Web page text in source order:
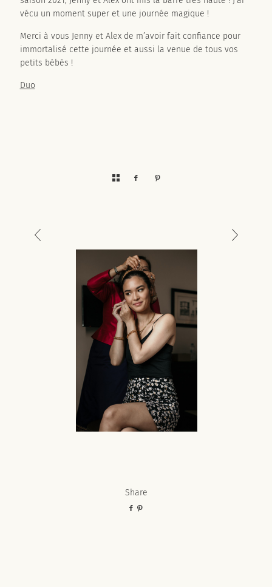
vécu un moment super et une journée magique !
Merci à vous Jenny et Alex de m’avoir fait confiance pour
immortalisé cette journée et aussi la venue de tous vos
petits bébés !
Duo
Share